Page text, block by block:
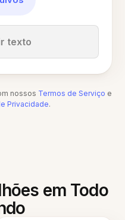
texto
nossos Termos de Serviço e
Privacidade.
em Todo